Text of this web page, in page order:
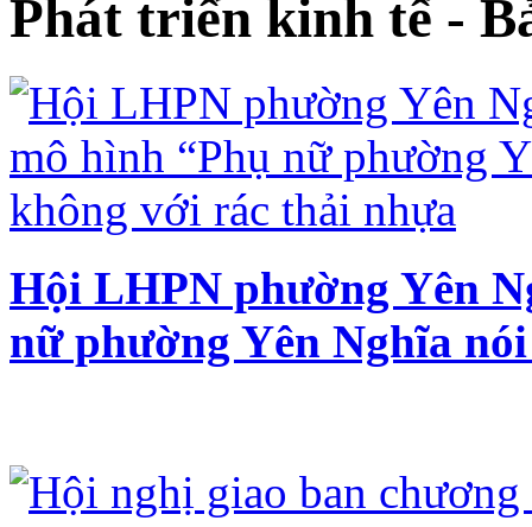
Phát triển kinh tế -
Hội LHPN phường Yên
nữ phường Yên Nghĩa